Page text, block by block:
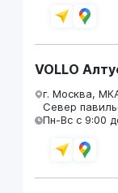
VOLLO
г. Москва,
Север
Пн-Вс с 9:00